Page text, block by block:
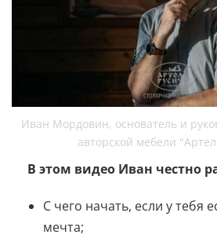
Иван Мордовин, основатель и
авторской мебели
В этом видео Иван честно
С чего начать, если у тебя
мечта;